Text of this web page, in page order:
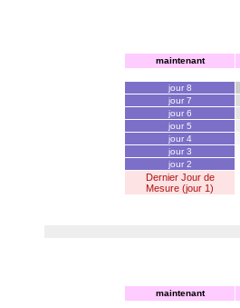
maintenant
jour 8
jour 7
jour 6
jour 5
jour 4
jour 3
jour 2
Dernier Jour de
Mesure (jour 1)
maintenant